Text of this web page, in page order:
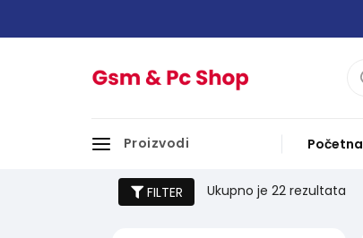
Proizvodi Početna
Grafičke kartice
FILTER Ukupno je 22 rezultata